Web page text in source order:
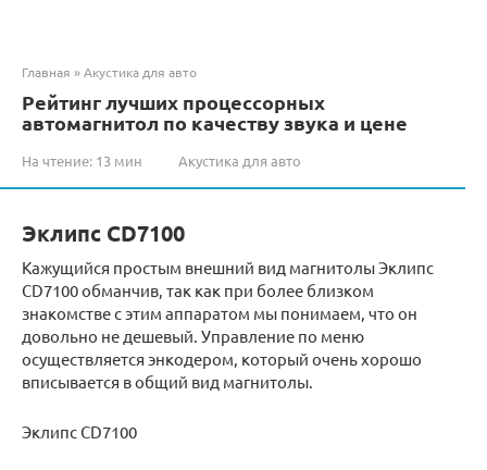
Главная »Акустика для авто
Рейтинг лучших процессорных
автомагнитол по качеству звука и цене
На чтение: 13 мин Акустика для авто
Эклипс CD7100
Кажущийся простым внешний вид магнитолы Эклипс
CD7100 обманчив, так как при более близком
знакомстве с этим аппаратом мы понимаем, что он
довольно не дешевый. Управление по меню
осуществляется энкодером, который очень хорошо
вписывается в общий вид магнитолы.
Эклипс CD7100